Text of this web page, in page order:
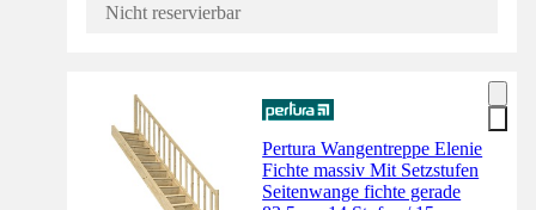
Nicht reservierbar
Pertura Wangentreppe Elenie
Fichte massiv Mit Setzstufen
Seitenwange fichte gerade